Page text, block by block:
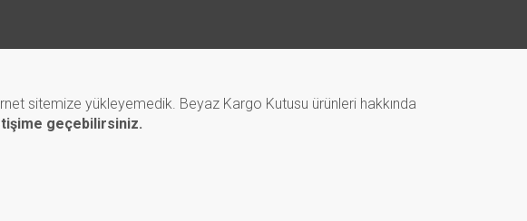
sitemize yükleyemedik. Beyaz Kargo Kutusu ürünleri hakkında
geçebilirsiniz.